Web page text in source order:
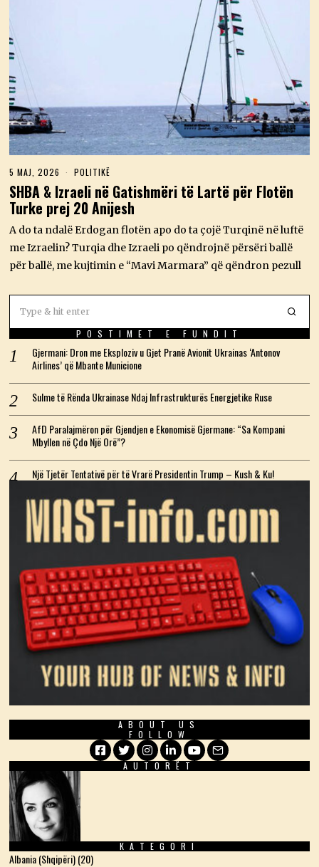
5 MAJ, 2026
A
J
,
2
0
2
6
POLITIKË
SHBA & Izraeli në Gatishmëri të Lartë për Flotën
Turke prej 20 Anijesh
A do ta ndalë Erdogan flotën apo do ta çojë Turqinë në luftë
me Izraelin? Turqia dhe Izraeli po qëndrojnë përsëri ballë
për ballë, me kujtimin e “Mavi Marmara” që qëndron pezull
POSTIMET E FUNDIT
Gjermani: Dron me Eksploziv u Gjet Pranë Avionit Ukrainas ‘Antonov
Airlines’ që Mbante Municione
Sulme të Rënda Ukrainase Ndaj Infrastrukturës Energjetike Ruse
AfD Paralajmëron për Gjendjen e Ekonomisë Gjermane: “Sa Kompani
Mbyllen në Çdo Një Orë”?
Një Tjetër Tentativë për të Vrarë Presidentin Trump – Kush & Ku!
ABOUT US
FOLLOW
Facebook
TwitterInstagram
LinkedIn
YouTube
Email
AUTORËT
KATEGORI
Albania (Shqipëri)(20)